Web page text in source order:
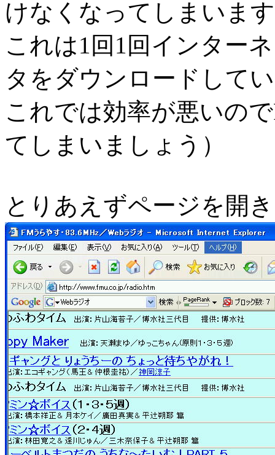
けなくなってしまいま
これは1回1回インター
タをダウンロードして
これでは効率が悪いの
てしまいましょう）
とりあえずページを開